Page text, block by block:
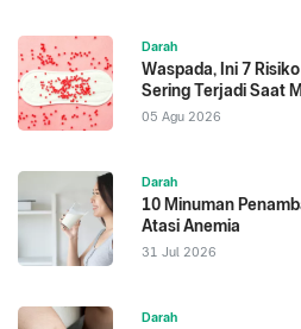
Darah
Waspada, Ini 7
Sering Terjadi Saat
05 Agu 2026
Darah
10 Minuman
Atasi Anemia
31 Jul 2026
Darah